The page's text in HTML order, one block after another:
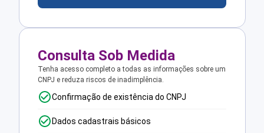
Consulta Sob Medida
Tenha acesso completo a todas as informações sobre um
CNPJ e reduza riscos de inadimplência.
Confirmação de existência do CNPJ
Dados cadastrais básicos